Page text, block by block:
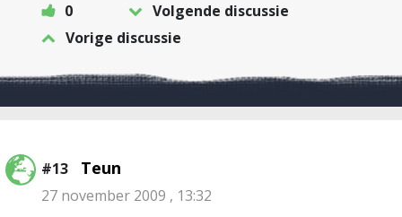
0
Volgende discussie
Vorige discussie
#13 Teun
27 november 2009 , 13:32